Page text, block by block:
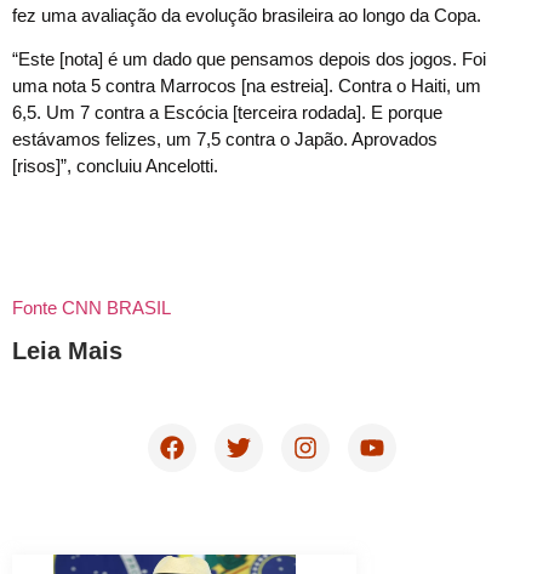
fez uma avaliação da evolução brasileira ao longo da Copa.
“Este [nota] é um dado que pensamos depois dos jogos. Foi
uma nota 5 contra Marrocos [na estreia]. Contra o Haiti, um
6,5. Um 7 contra a Escócia [terceira rodada]. E porque
estávamos felizes, um 7,5 contra o Japão. Aprovados
[risos]”, concluiu Ancelotti.
Fonte CNN BRASIL
Leia Mais